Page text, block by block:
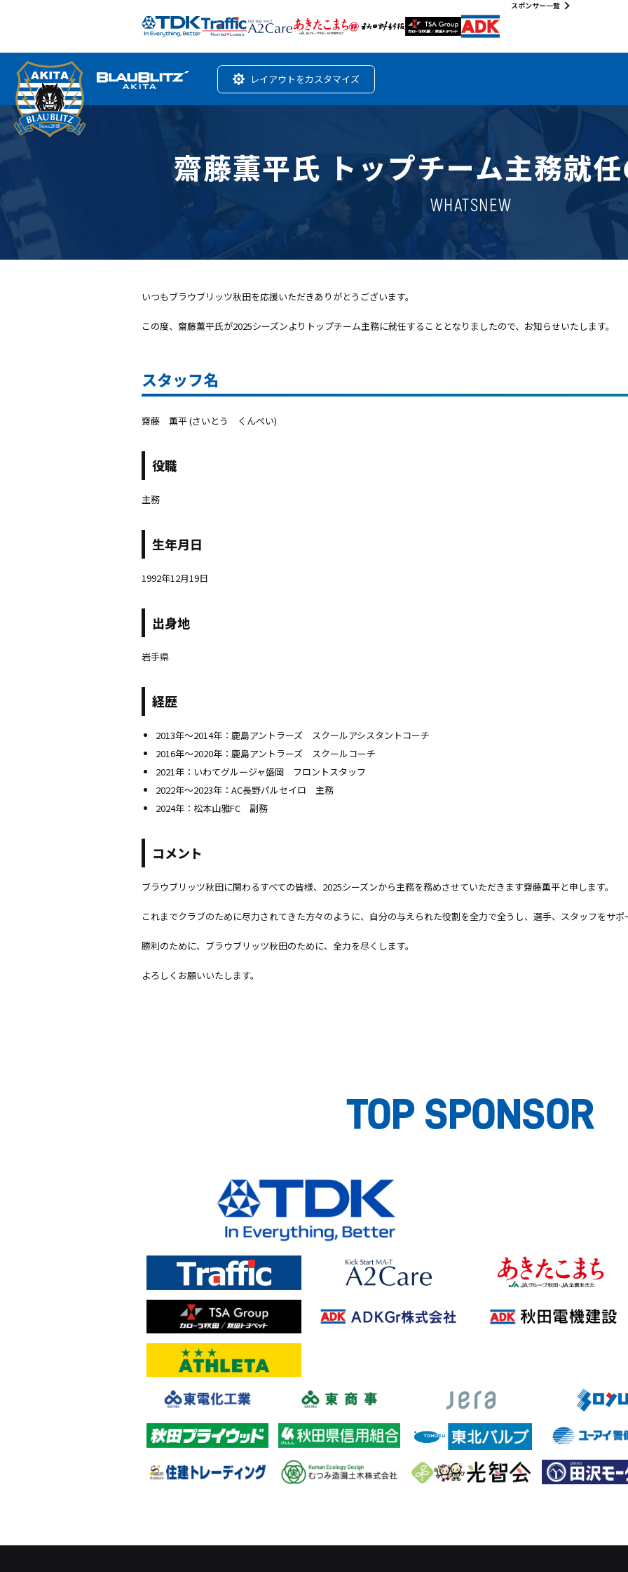
スポンサー一覧
レイアウトをカスタマイズ
齋藤薫平氏 トップチーム主務就
WHATSNEW
いつもブラウブリッツ秋田を応援いただきありがとうございます。
この度、齋藤薫平氏が2025シーズンよりトップチーム主務に就任することとなりましたので、お知らせいたします。
スタッフ名
齋藤 薫平(さいとう くんぺい)
役職
主務
生年月日
1992年12月19日
出身地
岩手県
経歴
2013年〜2014年：鹿島アントラーズ スクールアシスタントコーチ
2016年〜2020年：鹿島アントラーズ スクールコーチ
2021年：いわてグルージャ盛岡 フロントスタッフ
2022年〜2023年：AC長野パルセイロ 主務
2024年：松本山雅FC 副務
コメント
ブラウブリッツ秋田に関わるすべての皆様、2025シーズンから主務を務めさせていただきます齋藤薫平と申します。
これまでクラブのために尽力されてきた方々のように、自分の与えられた役割を全力で全うし、選手、スタッフをサポ
勝利のために、ブラウブリッツ秋田のために、全力を尽くします。
よろしくお願いいたします。
TOP SPONSOR